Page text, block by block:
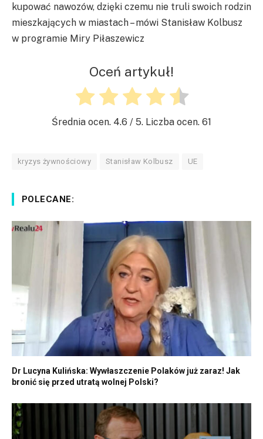
kupować nawozów, dzięki czemu nie truli swoich rodzin
mieszkających w miastach – mówi Stanisław Kolbusz
w programie Miry Piłaszewicz
Oceń artykuł!
Średnia ocen. 4.6 / 5. Liczba ocen. 61
kryzys żywnościowy Stanisław Kolbusz UE
POLECANE:
Dr Lucyna Kulińska: Wywłaszczenie Polaków już zaraz! Jak
bronić się przed utratą wolnej Polski?